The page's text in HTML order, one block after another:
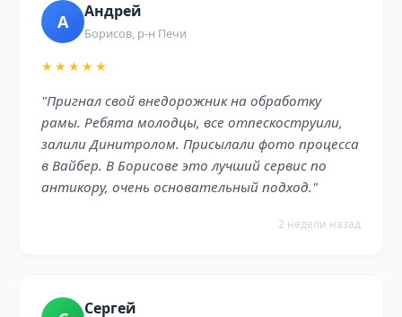
А Андрей
Борисов, р-н Печи
★★★★★
"Пригнал свой внедорожник на обработку
рамы. Ребята молодцы, все отпескоструили,
залили Динитролом. Присылали фото процесса
в Вайбер. В Борисове это лучший сервис по
антикору, очень основательный подход."
2 недели назад
Сергей